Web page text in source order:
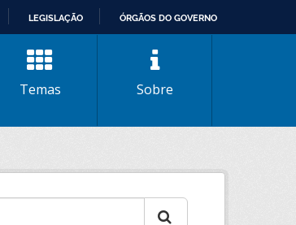
LEGISLAÇÃO ÓRGÃOS DO GOVERNO
Temas Sobre